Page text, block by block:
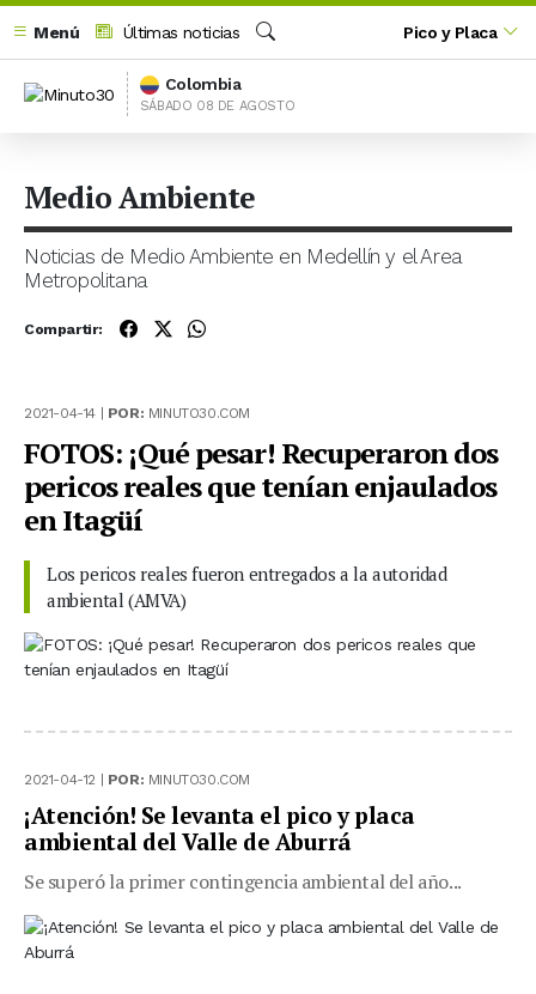
Menú
Últimas noticias
Buscar
Pico y Placa
Colombia
SÁBADO 08 DE AGOSTO
Medio Ambiente
Noticias de Medio Ambiente en Medellín y el Area
Metropolitana
Compartir:
2021-04-14 | POR: MINUTO30.COM
FOTOS: ¡Qué pesar! Recuperaron dos
pericos reales que tenían enjaulados
en Itagüí
Los pericos reales fueron entregados a la autoridad
ambiental (AMVA)
2021-04-12 | POR: MINUTO30.COM
¡Atención! Se levanta el pico y placa
ambiental del Valle de Aburrá
Se superó la primer contingencia ambiental del año...